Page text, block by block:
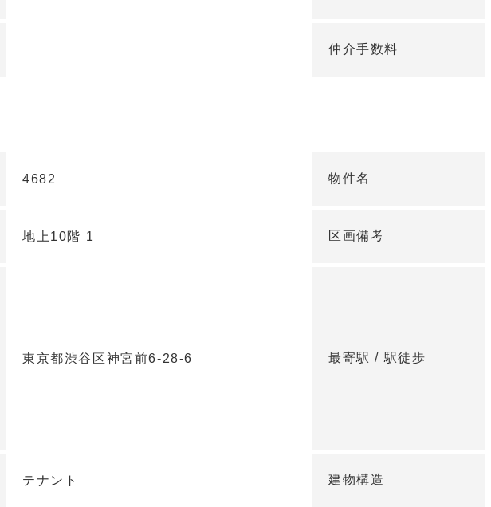
仲介手数料
4682 物件名
地上10階 1 区画備考
東京都渋谷区神宮前6-28-6 最寄駅 / 駅徒歩
テナント 建物構造